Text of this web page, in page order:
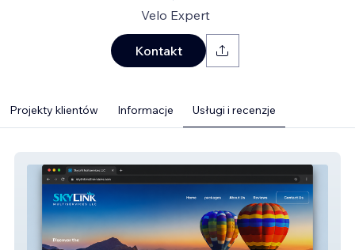
Velo Expert
Kontakt
Projekty klientów Informacje Usługi i recenzje